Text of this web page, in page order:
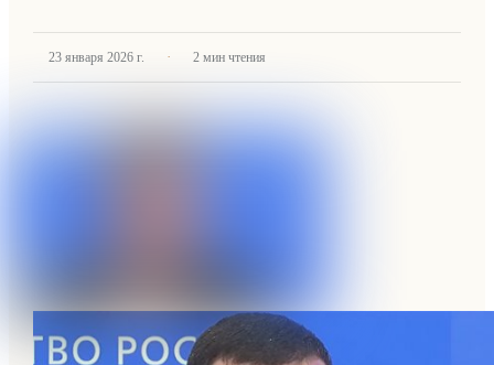
23 января 2026 г. · 2 мин чтения